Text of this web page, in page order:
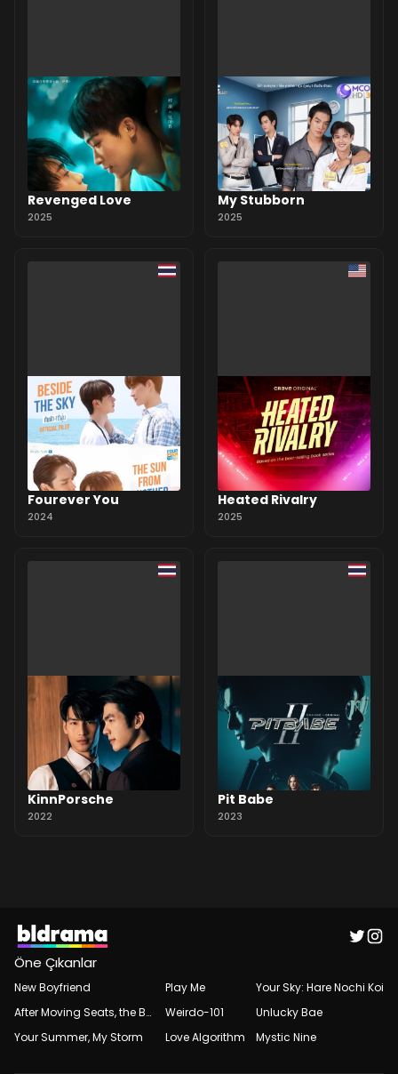
Revenged Love
2025
My Stubborn
2025
Fourever You
2024
Heated Rivalry
2025
KinnPorsche
2022
Pit Babe
2023
Öne Çıkanlar
New Boyfriend
After Moving Seats, the Boy Behind Me Has a Crush on Me
Your Summer, My Storm
Play Me
Weirdo-101
Love Algorithm
Your Sky: Hare Nochi Koi
Unlucky Bae
Mystic Nine